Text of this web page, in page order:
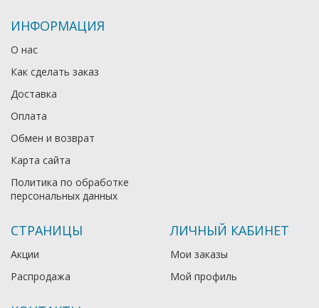
ИНФОРМАЦИЯ
О нас
Как сделать заказ
Доставка
Оплата
Обмен и возврат
Карта сайта
Политика по обработке
персональных данных
СТРАНИЦЫ
Акции
Распродажа
ЛИЧНЫЙ КАБИНЕТ
Мои заказы
Мой профиль